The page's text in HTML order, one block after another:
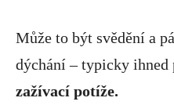
Může to být svědění a
dýchání – typicky ihned
zažívací potíže.